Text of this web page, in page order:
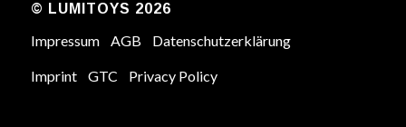
© LUMITOYS 2026
Impressum AGB Datenschutzerklärung
Imprint GTC Privacy Policy